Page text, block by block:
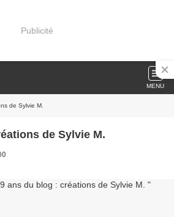
Publicité
MENU
de Sylvie M.
de Sylvie M.